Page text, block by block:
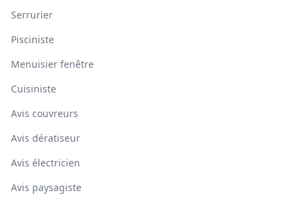
Serrurier
Pisciniste
Menuisier fenêtre
Cuisiniste
Avis couvreurs
Avis dératiseur
Avis électricien
Avis paysagiste